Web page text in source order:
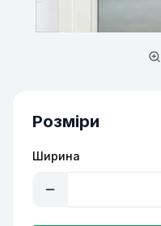
Розміри
Ширина